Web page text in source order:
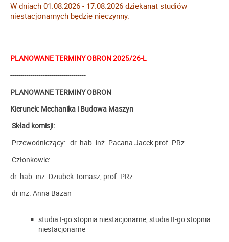
W dniach 01.08.2026 - 17.08.2026 dziekanat studiów
niestacjonarnych będzie nieczynny.
PLANOWANE TERMINY OBRON 2025/26-L
-------------------------------------
PLANOWANE TERMINY OBRON
Kierunek: Mechanika i Budowa Maszyn
Skład komisji:
Przewodniczący: dr hab. inż. Pacana Jacek prof. PRz
Członkowie:
dr hab. inż. Dziubek Tomasz, prof. PRz
dr inż. Anna Bazan
studia I-go stopnia niestacjonarne, studia II-go stopnia
niestacjonarne